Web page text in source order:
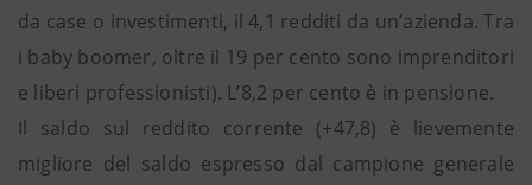
da case o investimenti, il 4,1 redditi da un’azienda. Tra
i baby boomer, oltre il 19 per cento sono imprenditori
e liberi professionisti). L’8,2 per cento è in pensione.
Il saldo sul reddito corrente (+47,8) è lievemente
migliore del saldo espresso dal campione generale